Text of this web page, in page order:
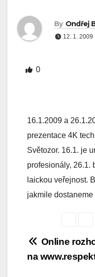
By Ondřej
12. 1. 2009
0
16.1.2009 a
prezentace 4K
Světozor. 16.1. je
profesionály, 26.1.
laickou veřejnost.
jakmile
pro
Online
na